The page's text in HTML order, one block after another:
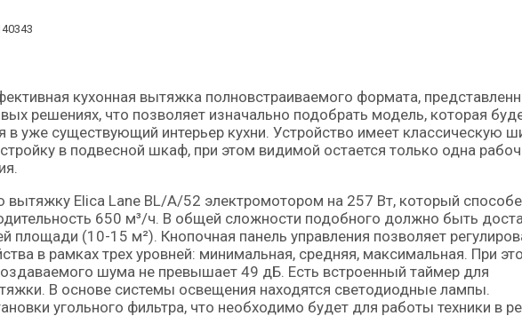
решениях, что позволяет изначально подобрать модель, которая
в уже существующий интерьер кухни. Устройство имеет классическую
в подвесной шкаф, при этом видимой остается только одна
вытяжку Elica Lane BL/A/52 электромотором на 257 Вт, который
650 м³/ч. В общей сложности подобного должно быть
площади (10-15 м²). Кнопочная панель управления позволяет
в рамках трех уровней: минимальная, средняя, максимальная. При
шума не превышает 49 дБ. Есть встроенный таймер для
В основе системы освещения находятся светодиодные лампы.
угольного фильтра, что необходимо будет для работы техники в